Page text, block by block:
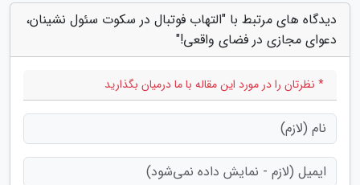
دیدگاه های مرتبط با "التهاب فوتبال در سکوت سئول نشینان،
دعوای مجازی در فضای واقعی!"
* نظرتان را در مورد این مقاله با ما درمیان بگذارید